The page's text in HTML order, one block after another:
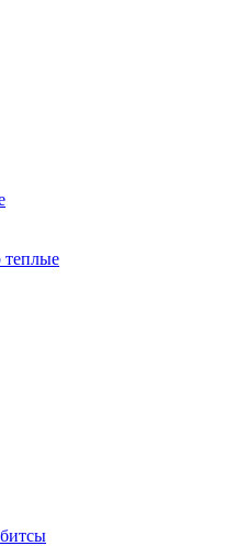
теплые